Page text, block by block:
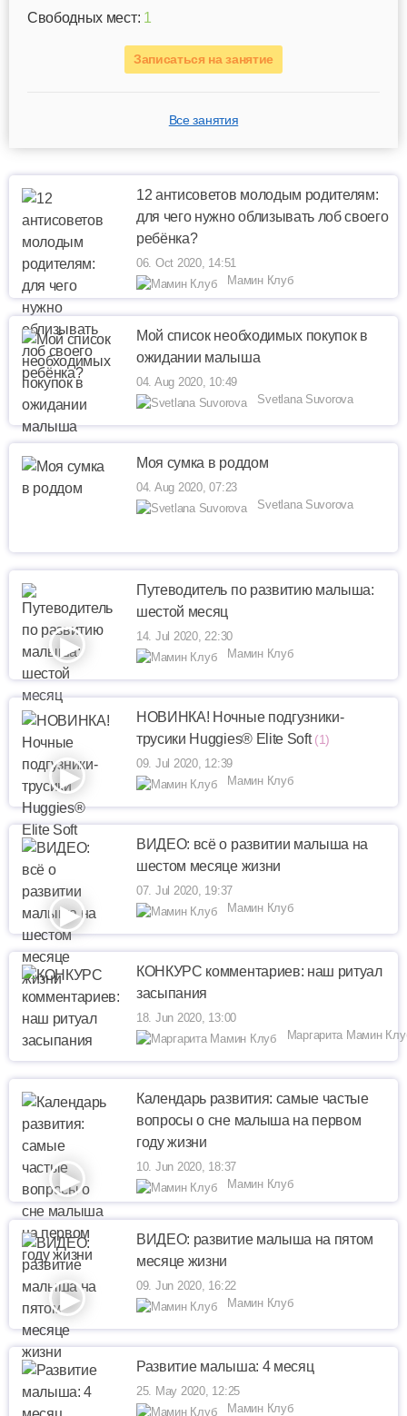
Свободных мест: 1
Записаться на занятие
Все занятия
12 антисоветов молодым родителям:
для чего нужно облизывать лоб своего
ребёнка?
06. Oct 2020, 14:51
Мамин Клуб
Мой список необходимых покупок в
ожидании малыша
04. Aug 2020, 10:49
Svetlana Suvorova
Моя сумка в роддом
04. Aug 2020, 07:23
Svetlana Suvorova
Путеводитель по развитию малыша:
шестой месяц
14. Jul 2020, 22:30
Мамин Клуб
НОВИНКА! Ночные подгузники-
трусики Huggies® Elite Soft (1)
09. Jul 2020, 12:39
Мамин Клуб
ВИДЕО: всё о развитии малыша на
шестом месяце жизни
07. Jul 2020, 19:37
Мамин Клуб
КОНКУРС комментариев: наш ритуал
засыпания
18. Jun 2020, 13:00
Маргарита Мамин
Календарь развития: самые частые
вопросы о сне малыша на первом
году жизни
10. Jun 2020, 18:37
Мамин Клуб
ВИДЕО: развитие малыша на пятом
месяце жизни
09. Jun 2020, 16:22
Мамин Клуб
Развитие малыша: 4 месяц
25. May 2020, 12:25
Мамин Клуб